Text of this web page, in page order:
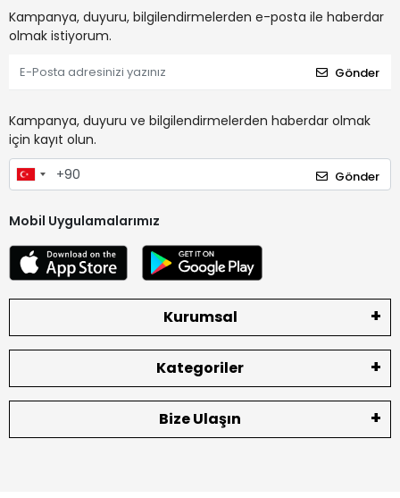
Kampanya, duyuru, bilgilendirmelerden e-posta ile haberdar
olmak istiyorum.
Gönder
Kampanya, duyuru ve bilgilendirmelerden haberdar olmak
için kayıt olun.
Gönder
Mobil Uygulamalarımız
Kurumsal
Kategoriler
Bize Ulaşın